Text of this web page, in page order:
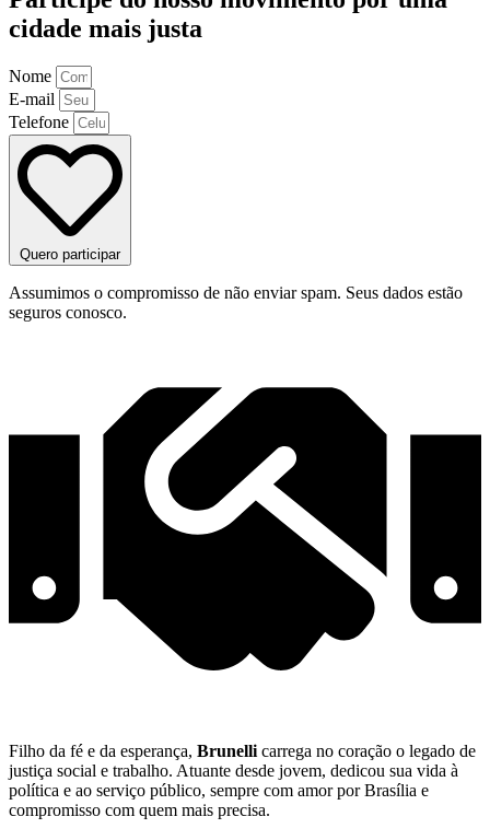
cidade mais justa
Nome
E-mail
Telefone
Quero participar
Assumimos o compromisso de não enviar spam. Seus dados estão
seguros conosco.
Filho da fé e da esperança, Brunelli carrega no coração o legado de
justiça social e trabalho. Atuante desde jovem, dedicou sua vida à
política e ao serviço público, sempre com amor por Brasília e
compromisso com quem mais precisa.